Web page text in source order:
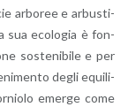
ar­bo­ree e ar­bu­sti­
sua eco­lo­gia è fon­
so­ste­ni­bi­le e per
degli equi­li­
emer­ge come